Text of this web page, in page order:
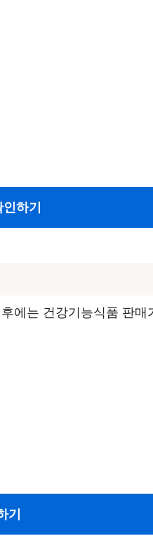
인하기
에는 건강기능식품 판
기